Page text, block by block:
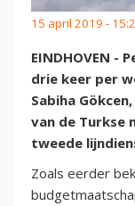
15 april 2019 -
EINDHOVEN -
drie keer per
Sabiha
van de Turkse
tweede
Zoals eerder